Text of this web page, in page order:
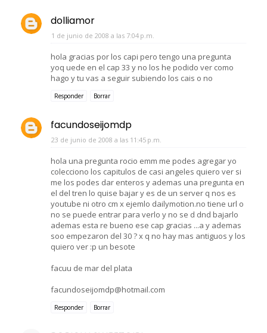
dolliamor
1 de junio de 2008 a las 7:04 p.m.
hola gracias por los capi pero tengo una pregunta
yoq uede en el cap 33 y no los he podido ver como
hago y tu vas a seguir subiendo los cais o no
Responder Borrar
facundoseijomdp
23 de junio de 2008 a las 11:45 p.m.
hola una pregunta rocio emm me podes agregar yo
colecciono los capitulos de casi angeles quiero ver si
me los podes dar enteros y ademas una pregunta en
el del tren lo quise bajar y es de un server q nos es
youtube ni otro cm x ejemlo dailymotion.no tiene url o
no se puede entrar para verlo y no se d dnd bajarlo
ademas esta re bueno ese cap gracias ...a y ademas
soo empezaron del 30 ? x q no hay mas antiguos y los
quiero ver :p un besote
facuu de mar del plata
facundoseijomdp@hotmail.com
Responder Borrar